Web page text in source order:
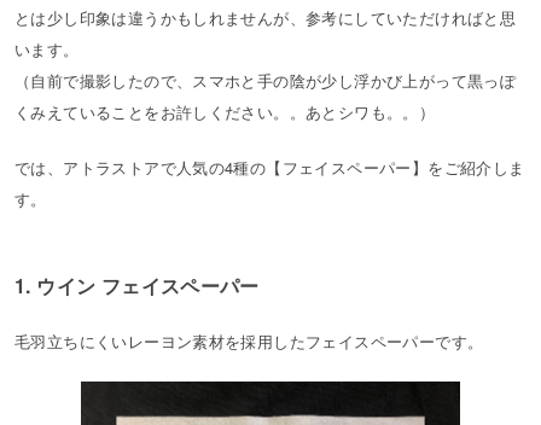
とは少し印象は違うかもしれませんが、参考にしていただければと思
います。
（自前で撮影したので、スマホと手の陰が少し浮かび上がって黒っぽ
くみえていることをお許しください。。あとシワも。。）
では、アトラストアで人気の4種の【フェイスペーパー】をご紹介しま
す。
1. ウイン フェイスペーパー
毛羽立ちにくいレーヨン素材を採用したフェイスペーパーです。